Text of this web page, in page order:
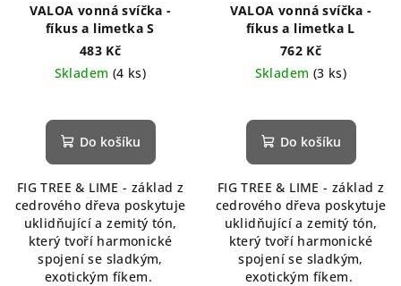
VALOA vonná svíčka -
fíkus a limetka S
483 Kč
Skladem (4 ks)
Do košíku
FIG TREE & LIME - základ z
cedrového dřeva poskytuje
uklidňující a zemitý tón,
který tvoří harmonické
spojení se sladkým,
exotickým fíkem.
VALOA vonná svíčka -
fíkus a limetka L
762 Kč
Skladem (3 ks)
Do košíku
FIG TREE & LIME - základ z
cedrového dřeva poskytuje
uklidňující a zemitý tón,
který tvoří harmonické
spojení se sladkým,
exotickým fíkem.